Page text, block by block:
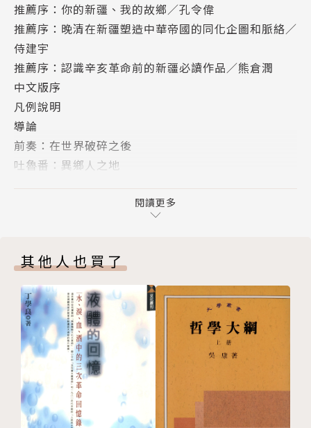
地」，將穆斯林教化為漢人。然而，這樣的教化工程卻
對當地人民的身分認同產生了深遠的影響──包括隔
閡、不平等和暴力，最終推動「東突厥斯坦」在地民族
意識的形成。
首先，本書跳推傳統官方敘事，透過漢人士兵、突
厥穆斯林及婦女的平民視角，真實呈現近代新疆的社會
生活圖像，涵蓋了婚姻、家庭以及宗教習俗的層次。本
書指出，語言與文化的隔閡，而非宗教，是族群衝突的
僚，試圖進行調解與融合，但轉譯的結果往往造就了更
再者，本書深入爬梳左宗棠為首的湘軍集團網絡，
並結合官方文書及雜史記錄，呈現湘軍集團和清帝國中
央之間錯綜複雜的政治互動，如何影響新晚清疆社會的
發展變化。而湘軍集團的行動背後，有著更為深層的中
國文化脈絡──經世思想作為指導原則。再者，本書進
一步分析湘軍的統治理念，揭示湘軍在新疆實踐經世思
想的過程中，以儒家為核心的同化政策如何逐漸轉向殖
民主義的方向。
推薦序：你的新疆、我的故鄉／孔令偉
推薦序：晚清在新疆塑造中華帝國的同化企圖和脈絡／
侍建宇
推薦序：認識辛亥革命前的新疆必讀作品／熊倉潤
中文版序
凡例說明
導論
前奏：在世界破碎之後
吐魯番：異鄉人之地
第一章 中國法律：教化工程的起源
教化使命的思想淵源
湘軍共同體與其意識型態的社會淵源
左宗棠與西北穆斯林地區的重建
第二章 作為例外之地的新疆：教化工程的轉型
左宗棠的繼承人和新疆建省的災難
作為一個例外行政區的新疆
作為法律上例外之地的新疆
一個位於西北的南方省份
經世集團內部的改革
閱讀更多
其他人也買了